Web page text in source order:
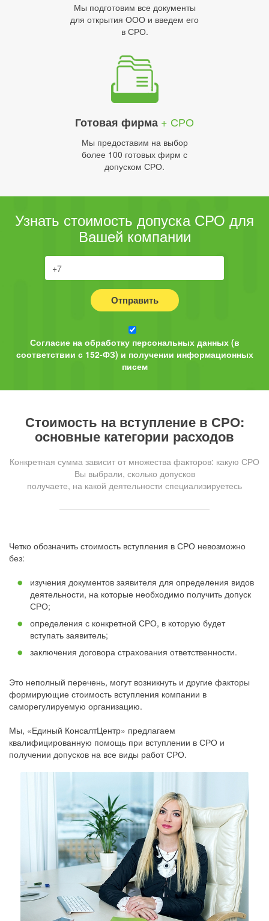
Мы подготовим все документы
для открытия ООО и введем его
в СРО.
Готовая фирма + СРО
Мы предоставим на выбор
более 100 готовых фирм с
допуском СРО.
Узнать стоимость допуска СРО для
Вашей компании
Отправить
Согласие на обработку персональных данных (в
соответствии с 152-ФЗ) и получении информационных
писем
Стоимость на вступление в СРО:
основные категории расходов
Конкретная сумма зависит от множества факторов: какую СРО
Вы выбрали, сколько допусков
получаете, на какой деятельности специализируетесь
Четко обозначить стоимость вступления в СРО невозможно
без:
изучения документов заявителя для определения видов
деятельности, на которые необходимо получить допуск
СРО;
определения с конкретной СРО, в которую будет
вступать заявитель;
заключения договора страхования ответственности.
Это неполный перечень, могут возникнуть и другие факторы
формирующие стоимость вступления компании в
саморегулируемую организацию.
Мы, «Единый КонсалтЦентр» предлагаем
квалифицированную помощь при вступлении в СРО и
получении допусков на все виды работ СРО.